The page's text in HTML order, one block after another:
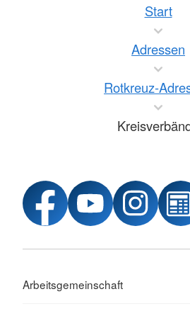
Start
Adressen
Rotkreuz-
Arbeitsgemeinschaft